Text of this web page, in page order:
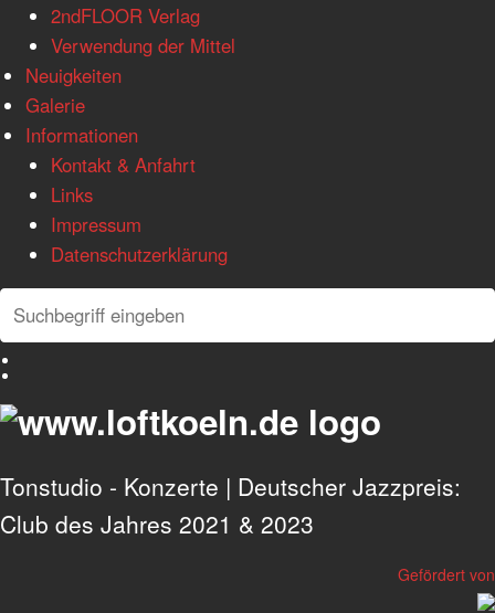
2ndFLOOR Verlag
Verwendung der Mittel
Neuigkeiten
Galerie
Informationen
Kontakt & Anfahrt
Links
Impressum
Datenschutzerklärung
Search
Search
Tonstudio - Konzerte | Deutscher Jazzpreis:
Club des Jahres 2021 & 2023
Gefördert von